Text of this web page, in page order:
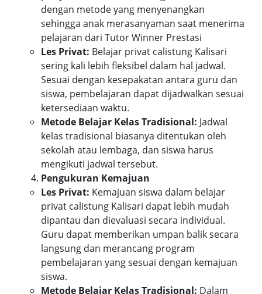
dengan metode yang menyenangkan
sehingga anak merasanyaman saat menerima
pelajaran dari Tutor Winner Prestasi
Les Privat: Belajar privat calistung Kalisari
sering kali lebih fleksibel dalam hal jadwal.
Sesuai dengan kesepakatan antara guru dan
siswa, pembelajaran dapat dijadwalkan sesuai
ketersediaan waktu.
Metode Belajar Kelas Tradisional: Jadwal
kelas tradisional biasanya ditentukan oleh
sekolah atau lembaga, dan siswa harus
mengikuti jadwal tersebut.
Pengukuran Kemajuan
Les Privat: Kemajuan siswa dalam belajar
privat calistung Kalisari dapat lebih mudah
dipantau dan dievaluasi secara individual.
Guru dapat memberikan umpan balik secara
langsung dan merancang program
pembelajaran yang sesuai dengan kemajuan
siswa.
Metode Belajar Kelas Tradisional: Dalam